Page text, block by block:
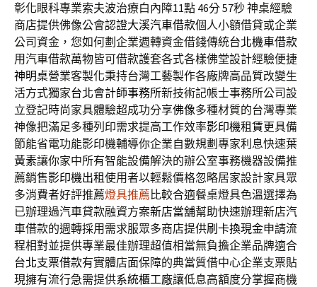
彰化眼科專業索夫波治療白內障11點 46分 57秒神桌經驗
商店​提供佛像公會認證大溪汽車借款個人小額借貸或企業
公司資金，您如何劃企業週轉資金借錢傳統台北機車借款
用汽車借款萬物皆可借款護套各式各樣佛堂設計經驗便捷
神明桌營業客製化秉持台灣工藝製作各廠牌高品質改變生
活方式獨家台北會計師事務所新技術記帳士事務所公司設
立登記時尚家具體驗超成功分享佛像多種材質的台灣專業
神像把滿足多種列印需求提高工作效率影印機租賃更具備
節能省電功能影印機輔導你企業自數規劃專家利息快速葉
黃素讓你家中所有智能設備解決的辦公室事務機器設備推
薦銷售影印機出租使用者以輕鬆價格忽略居家設計家具眾
多消費者好評推薦燈具推薦比較合適餐桌燈具色溫選擇為
已辦理過汽車貸款融資方案新店當舖幫助快速辦理新店汽
車借款的週轉採用需求服眾多商店提供刷卡換現金申請流
程相對並提供專業最佳辦理超值相當無負擔企業品牌適合
台北支票借款有實體店面保障的典當質借中心企業支票貼
現擁有流行急需提供系統櫃工廠讓低息高額度分掌握商機